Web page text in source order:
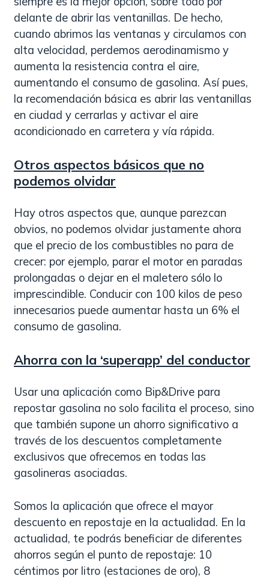
delante de abrir las ventanillas. De hecho,
cuando abrimos las ventanas y circulamos con
alta velocidad, perdemos aerodinamismo y
aumenta la resistencia contra el aire,
aumentando el consumo de gasolina. Así pues,
la recomendación básica es abrir las ventanillas
en ciudad y cerrarlas y activar el aire
acondicionado en carretera y vía rápida.
Otros aspectos básicos que no
podemos olvidar
Hay otros aspectos que, aunque parezcan
obvios, no podemos olvidar justamente ahora
que el precio de los combustibles no para de
crecer: por ejemplo, parar el motor en paradas
prolongadas o dejar en el maletero sólo lo
imprescindible. Conducir con 100 kilos de peso
innecesarios puede aumentar hasta un 6% el
consumo de gasolina.
Ahorra con la ‘superapp’ del conductor
Usar una aplicación como Bip&Drive para
repostar gasolina no solo facilita el proceso, sino
que también supone un ahorro significativo a
través de los descuentos completamente
exclusivos que ofrecemos en todas las
gasolineras asociadas.
Somos la aplicación que ofrece el mayor
descuento en repostaje en la actualidad. En la
actualidad, te podrás beneficiar de diferentes
ahorros según el punto de repostaje: 10
céntimos por litro (estaciones de oro), 8